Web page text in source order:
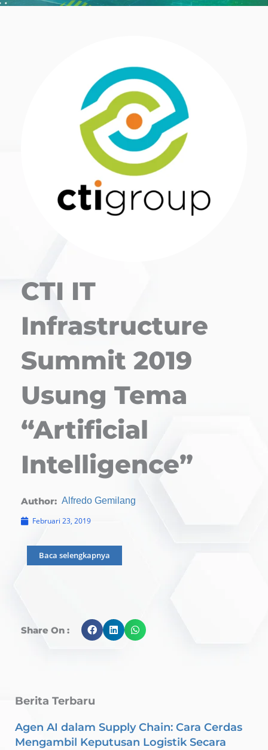
CTI IT
Infrastructure
Summit 2019
Usung Tema
“Artificial
Intelligence”
Author: Alfredo Gemilang
Februari 23, 2019
Baca selengkapnya
Share On :
Berita Terbaru
Agen AI dalam Supply Chain: Cara Cerdas
Mengambil Keputusan Logistik Secara